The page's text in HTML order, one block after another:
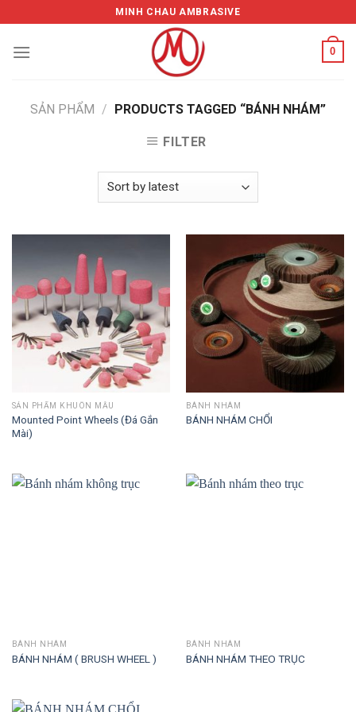
to
content
MINH CHAU AMBRASIVE
0
SẢN PHẨM / PRODUCTS TAGGED “BÁNH NHÁM”
FILTER
SẢN PHẨM KHUÔN MẪU
Mounted Point Wheels (Đá Gắn
Mài)
BÁNH NHÁM
BÁNH NHÁM CHỔI
BÁNH NHÁM
BÁNH NHÁM ( BRUSH WHEEL )
BÁNH NHÁM
BÁNH NHÁM THEO TRỤC